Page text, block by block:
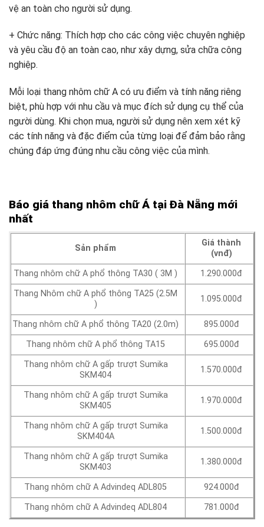
vệ an toàn cho người sử dụng.
+ Chức năng: Thích hợp cho các công việc chuyên nghiệp
và yêu cầu độ an toàn cao, như xây dựng, sửa chữa công
nghiệp.
Mỗi loại thang nhôm chữ A có ưu điểm và tính năng riêng
biệt, phù hợp với nhu cầu và mục đích sử dụng cụ thể của
người dùng. Khi chọn mua, người sử dụng nên xem xét kỹ
các tính năng và đặc điểm của từng loại để đảm bảo rằng
chúng đáp ứng đúng nhu cầu công việc của mình.
Báo giá thang nhôm chữ Á tại Đà Nẵng mới
nhất
Sản phẩm
Giá thành
(vnđ)
Thang nhôm chữ A phổ thông TA30 ( 3M )
1.290.000đ
Thang Nhôm chữ A phổ thông TA25 (2.5M
)
1.095.000đ
Thang nhôm chữ A phổ thông TA20 (2.0m)
895.000đ
Thang nhôm chữ A phổ thông TA15
695.000đ
Thang nhôm chữ A gấp trượt Sumika
SKM404
1.570.000đ
Thang nhôm chữ A gấp trượt Sumika
SKM405
1.970.000đ
Thang nhôm chữ A gấp trượt Sumika
SKM404A
1.500.000đ
Thang nhôm chữ A gấp trượt Sumika
SKM403
1.380.000đ
Thang nhôm chữ A Advindeq ADL805
924.000đ
Thang nhôm chữ A Advindeq ADL804
781.000đ